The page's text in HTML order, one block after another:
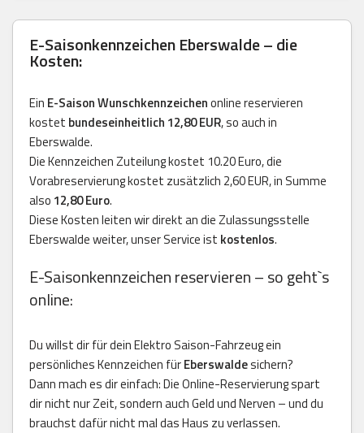
E-Saisonkennzeichen Eberswalde – die
Kosten:
Ein E-Saison Wunschkennzeichenonline reservieren
kostet bundeseinheitlich 12,80 EUR, so auch in
Eberswalde.
Die Kennzeichen Zuteilung kostet 10.20 Euro, die
Vorabreservierung kostet zusätzlich 2,60 EUR, in Summe
also 12,80 Euro.
Diese Kosten leiten wir direkt an die Zulassungsstelle
Eberswalde weiter, unser Service ist kostenlos.
E-Saisonkennzeichen reservieren – so geht`s
online:
Du willst dir für dein Elektro Saison-Fahrzeug ein
persönliches Kennzeichen fürEberswaldesichern?
Dann mach es dir einfach: Die Online-Reservierung spart
dir nicht nur Zeit, sondern auch Geld und Nerven – und du
brauchst dafür nicht mal das Haus zu verlassen.